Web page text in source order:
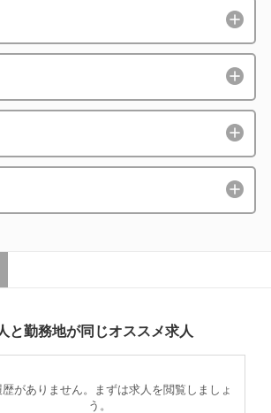
と勤務地が同じオススメ求人
歴がありません。まずは求人を閲覧しましょ
う。